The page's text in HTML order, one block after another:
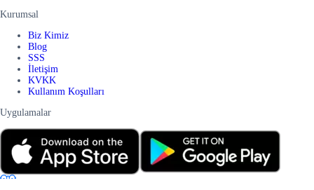
Kurumsal
Biz Kimiz
Blog
SSS
İletişim
KVKK
Kullanım Koşulları
Uygulamalar